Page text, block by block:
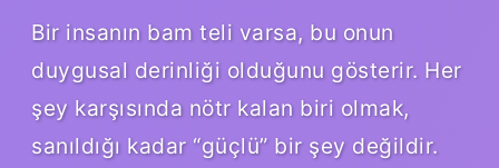
Bir insanın bam teli varsa, bu onun
duygusal derinliği olduğunu gösterir. Her
şey karşısında nötr kalan biri olmak,
sanıldığı kadar “güçlü” bir şey değildir.